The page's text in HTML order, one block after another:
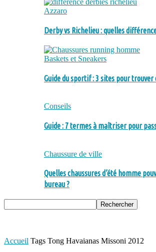
Azzaro
Derby vs Richelieu : quelles
Baskets et Sneakers
Guide du sportif : 3 sites pour
Conseils
Guide : 7 termes à maîtriser pour
Chaussure de ville
Quelles chaussures d’été homme
bureau ?
Accueil Tags Tong Havaianas Missoni 2012